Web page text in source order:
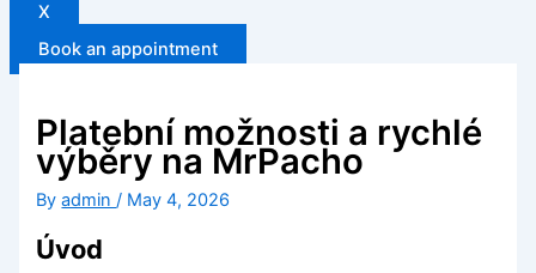
X
Book an appointment
Platební možnosti a rychlé
výběry na MrPacho
Byadmin/ May 4, 2026
Úvod